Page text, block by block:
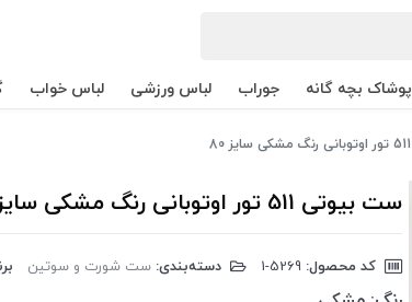
پوشاک بچه گانه جوراب لباس ورزشی لباس خواب
ست بیوتی 511 تور اوتوبانی رنگ مشکی سایز 80
کد محصول: دسته‌بندی: ست شورت و سوتین